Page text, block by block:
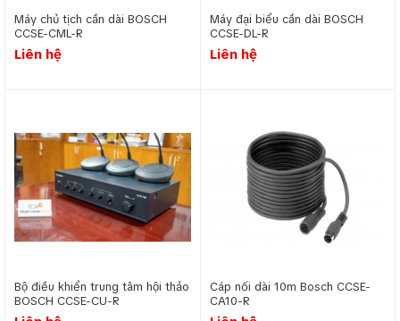
Máy chủ tịch cần dài BOSCH
CCSE-CML-R
Liên hệ
Máy đại biểu cần dài BOSCH
CCSE-DL-R
Liên hệ
Bộ điều khiển trung tâm hội thảo
BOSCH CCSE-CU-R
Cáp nối dài 10m Bosch CCSE-
CA10-R